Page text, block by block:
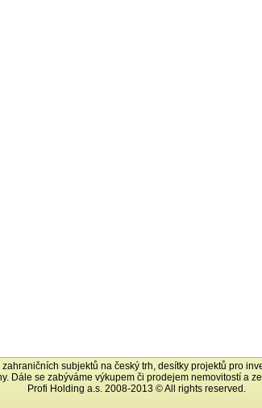
subjektů na český trh, desítky projektů pro
Dále se zabýváme výkupem či prodejem nemovitostí a
Profi Holding a.s. 2008-2013 © All rights reserved.